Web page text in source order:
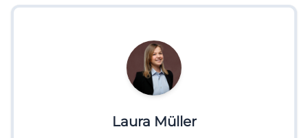
Laura Müller